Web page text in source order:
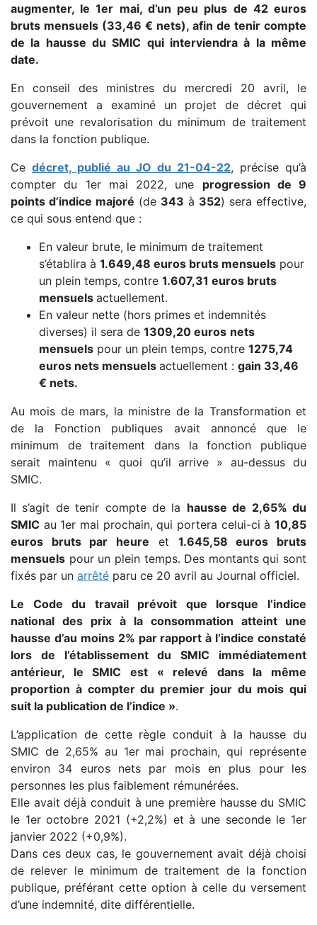
augmenter, le 1er mai, d’un peu plus de 42 euros
bruts mensuels (33,46 € nets), afin de tenir compte
de la hausse du SMIC qui interviendra à la même
date.
En conseil des ministres du mercredi 20 avril, le
gouvernement a examiné un projet de décret qui
prévoit une revalorisation du minimum de traitement
dans la fonction publique.
Ce décret, publié au JO du 21-04-22, précise qu’à
compter du 1er mai 2022, une progression de 9
points d’indice majoré (de 343 à 352) sera effective,
ce qui sous entend que :
En valeur brute, le minimum de traitement
s’établira à 1.649,48 euros bruts mensuels pour
un plein temps, contre 1.607,31 euros bruts
mensuels actuellement.
En valeur nette (hors primes et indemnités
diverses) il sera de 1309,20 euros nets
mensuels pour un plein temps, contre 1275,74
euros nets mensuels actuellement : gain 33,46
€ nets.
Au mois de mars, la ministre de la Transformation et
de la Fonction publiques avait annoncé que le
minimum de traitement dans la fonction publique
serait maintenu « quoi qu’il arrive » au-dessus du
SMIC.
Il s’agit de tenir compte de la hausse de 2,65% du
SMIC au 1er mai prochain, qui portera celui-ci à 10,85
euros bruts par heure et 1.645,58 euros bruts
mensuels pour un plein temps. Des montants qui sont
fixés par un arrêté paru ce 20 avril au Journal officiel.
Le Code du travail prévoit que lorsque l’indice
national des prix à la consommation atteint une
hausse d’au moins 2% par rapport à l’indice constaté
lors de l’établissement du SMIC immédiatement
antérieur, le SMIC est « relevé dans la même
proportion à compter du premier jour du mois qui
suit la publication de l’indice ».
L’application de cette règle conduit à la hausse du
SMIC de 2,65% au 1er mai prochain, qui représente
environ 34 euros nets par mois en plus pour les
personnes les plus faiblement rémunérées.
Elle avait déjà conduit à une première hausse du SMIC
le 1er octobre 2021 (+2,2%) et à une seconde le 1er
janvier 2022 (+0,9%).
Dans ces deux cas, le gouvernement avait déjà choisi
de relever le minimum de traitement de la fonction
publique, préférant cette option à celle du versement
d’une indemnité, dite différentielle.